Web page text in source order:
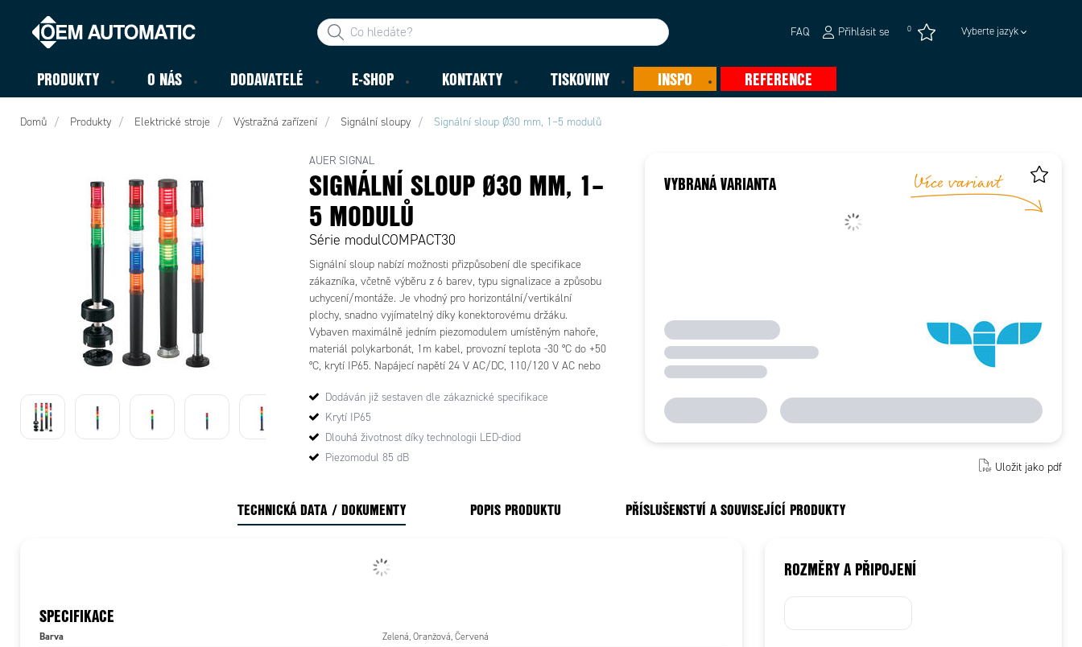
FAQ Přihlásit se 0 Vyberte jazyk
PRODUKTY O NÁS DODAVATELÉ E-SHOP KONTAKTY TISKOVINY INSPO REFERENCE
Domů Produkty Elektrické stroje Výstražná zařízení Signální sloupy Signální sloup Ø30 mm, 1–5 modulů
AUER SIGNAL
SIGNÁLNÍ SLOUP Ø30 MM, 1–
5 MODULŮ
Série modulCOMPACT30
Signální sloup nabízí možnosti přizpůsobení dle specifikace
zákazníka, včetně výběru z 6 barev, typu signalizace a způsobu
uchycení/montáže. Je vhodný pro horizontální/vertikální
plochy, snadno vyjímatelný díky konektorovému držáku.
Vybaven maximálně jedním piezomodulem umístěným nahoře,
materiál polykarbonát, 1m kabel, provozní teplota -30 °C do +50
°C, krytí IP65. Napájecí napětí 24 V AC/DC, 110/120 V AC nebo
40mA. LED zdroj s životností 100 000 hodin, blikání 2 Hz,
moduly kombinovatelné
Dodáván již sestaven dle zákaznické specifikace
Krytí IP65
Dlouhá životnost díky technologii LED-diod
Piezomodul 85 dB
VYBRANÁ VARIANTA
Uložit jako pdf
TECHNICKÁ DATA / DOKUMENTY POPIS PRODUKTU PŘÍSLUŠENSTVÍ A SOUVISEJÍCÍ PRODUKTY
SPECIFIKACE
Barva Zelená, Oranžová, Červená
ROZMĚRY A PŘIPOJENÍ